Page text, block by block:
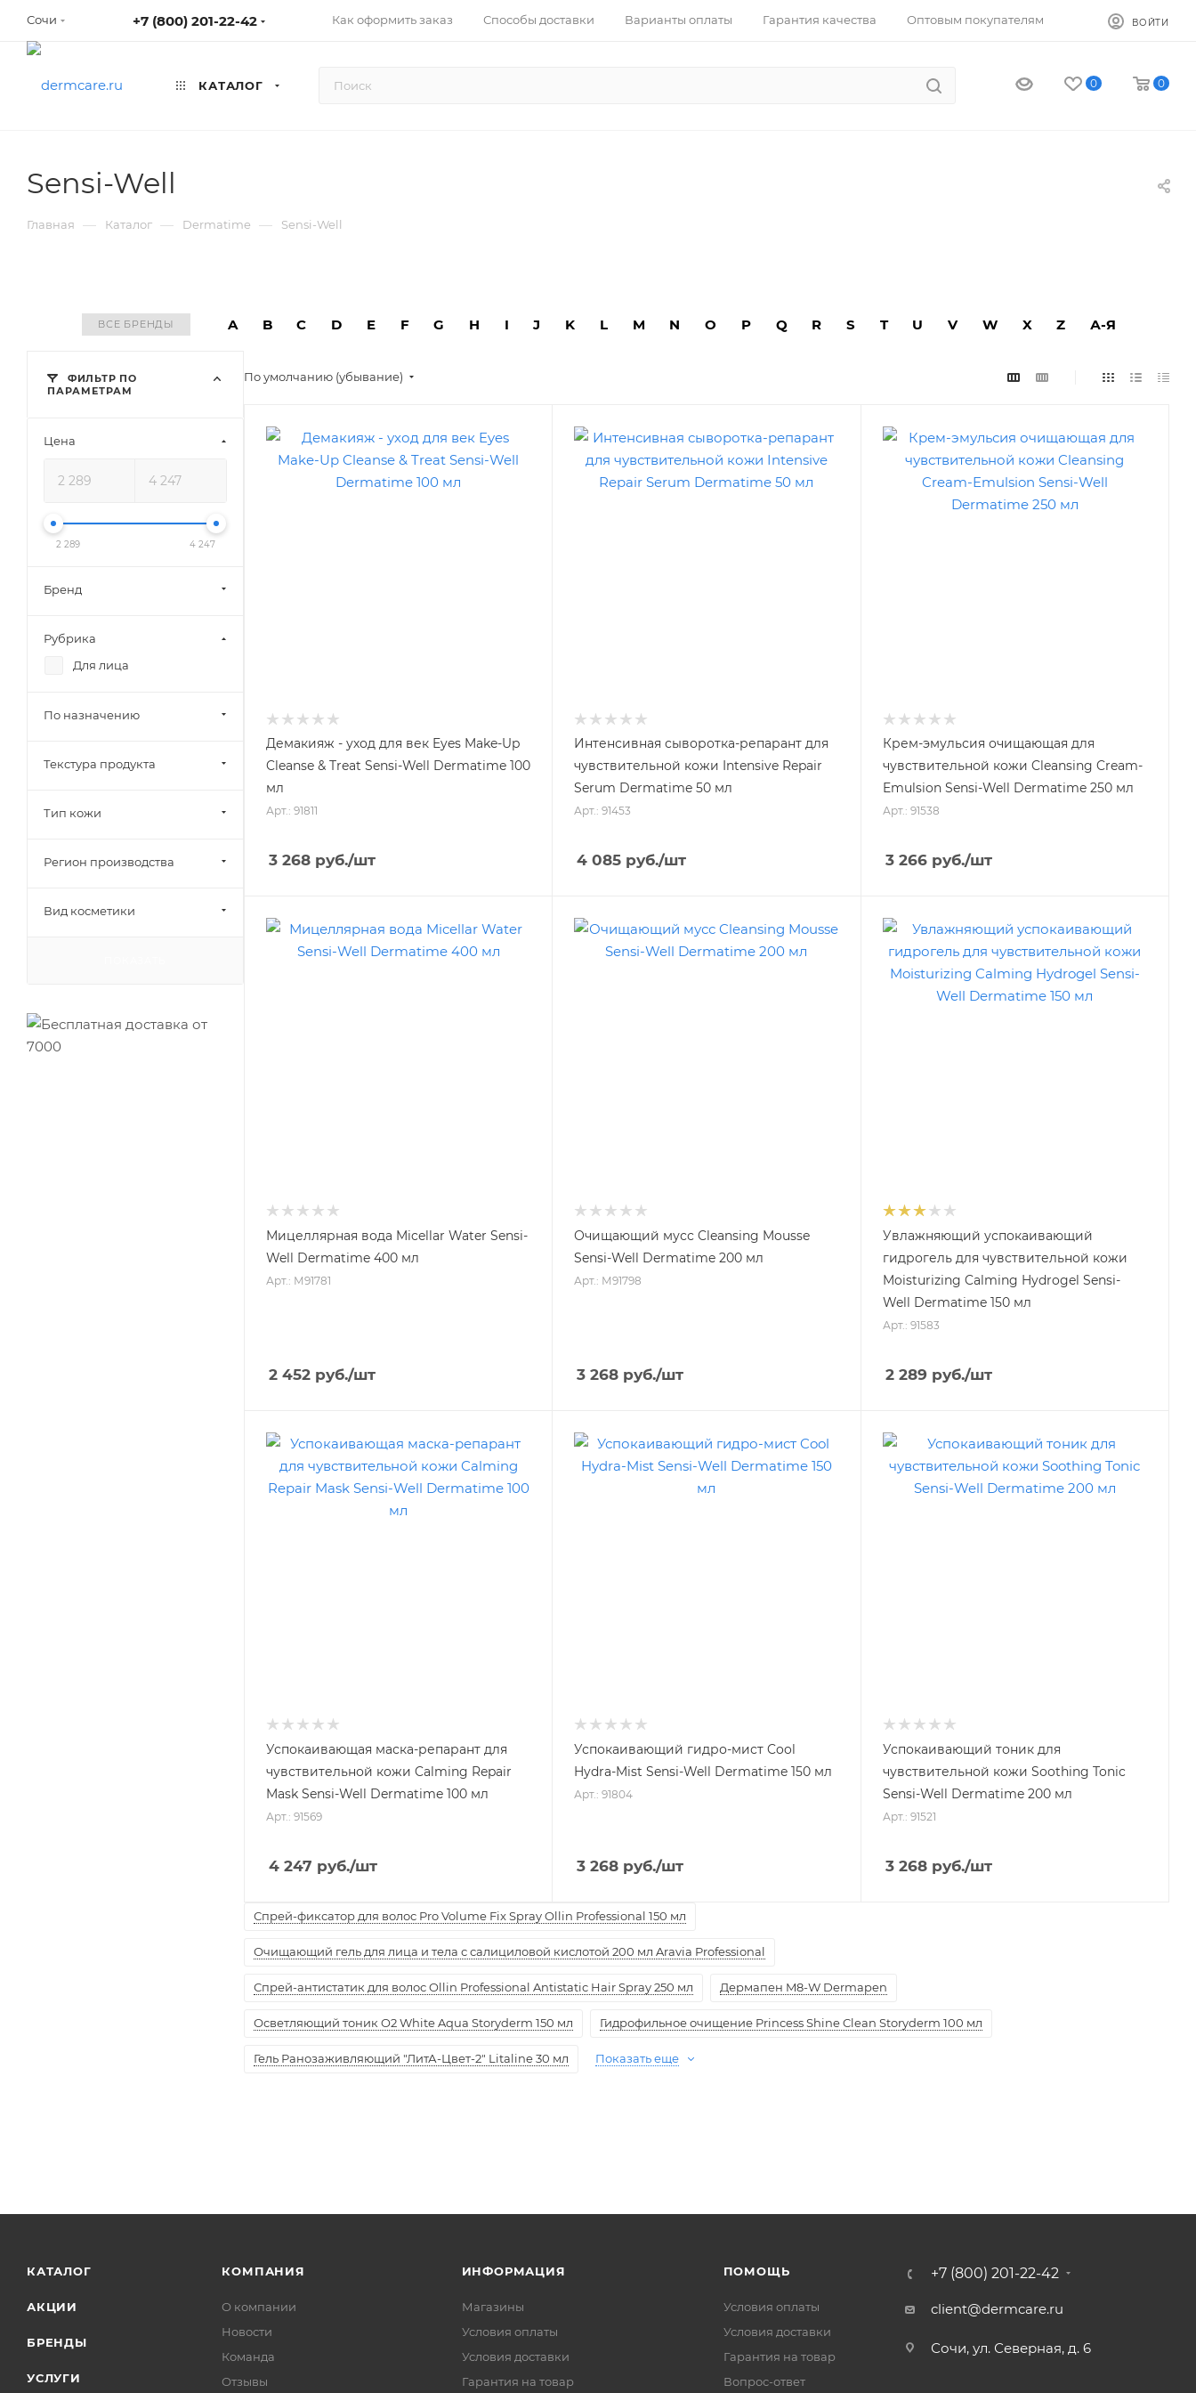
Сочи +7 (800) 201-22-42 Как оформить заказ Способы доставки Варианты оплаты Гарантия качества Оптовым покупателям ВОЙТИ
КАТАЛОГ 0 0
Sensi-Well
Главная — Каталог — Dermatime — Sensi-Well
ВСЕ БРЕНДЫ A B C D E F G H I J K L M N O P Q R S T U V W X Z А-Я
По умолчанию (убывание)
Демакияж - уход для век Eyes Make-Up
Cleanse & Treat Sensi-Well Dermatime 100
мл
Арт.: 91811
3 268 руб./шт
Интенсивная сыворотка-репарант для
чувствительной кожи Intensive Repair
Serum Dermatime 50 мл
Арт.: 91453
4 085 руб./шт
Крем-эмульсия очищающая для
чувствительной кожи Cleansing Cream-
Emulsion Sensi-Well Dermatime 250 мл
Арт.: 91538
3 266руб./шт
Мицеллярная вода Micellar Water Sensi-
Well Dermatime 400 мл
Арт.: М91781
2 452 руб./шт
Очищающий мусс Cleansing Mousse
Sensi-Well Dermatime 200 мл
Арт.: М91798
3 268 руб./шт
Увлажняющий успокаивающий
гидрогель для чувствительной кожи
Moisturizing Calming Hydrogel Sensi-
Well Dermatime 150 мл
Арт.: 91583
2 289 руб./шт
Успокаивающая маска-репарант для
чувствительной кожи Calming Repair
Mask Sensi-Well Dermatime 100 мл
Арт.: 91569
4 247 руб./шт
Успокаивающий гидро-мист Cool
Hydra-Mist Sensi-Well Dermatime 150 мл
Арт.: 91804
3 268 руб./шт
Успокаивающий тоник для
чувствительной кожи Soothing Tonic
Sensi-Well Dermatime 200 мл
Арт.: 91521
3 268руб./шт
Спрей-фиксатор для волос Pro Volume Fix Spray Ollin Professional 150 мл
Очищающий гель для лица и тела с салициловой кислотой 200 мл Aravia Professional
Спрей-антистатик для волос Ollin Professional Antistatic Hair Spray 250 мл Дермапен M8-W Dermapen
Осветляющий тоник O2 White Aqua Storyderm 150 мл Гидрофильное очищение Princess Shine Clean Storyderm 100 мл
Гель Ранозаживляющий "ЛитА-Цвет-2" Litaline 30 мл Показать еще
ФИЛЬТР ПО
ПАРАМЕТРАМ
Цена
2 289 4 247
Бренд
Рубрика
Для лица
По назначению
Текстура продукта
Тип кожи
Регион производства
Вид косметики
КАТАЛОГ
АКЦИИ
БРЕНДЫ
УСЛУГИ
КОМПАНИЯ
О компании
Новости
Команда
Отзывы
ИНФОРМАЦИЯ
Магазины
Условия оплаты
Условия доставки
Гарантия на товар
ПОМОЩЬ
Условия оплаты
Условия доставки
Гарантия на товар
Вопрос-ответ
+7 (800) 201-22-42
client@dermcare.ru
Сочи, ул. Северная, д. 6